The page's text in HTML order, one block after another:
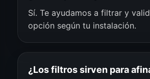
Sí. Te ayudamos a filtrar y
opción según tu instalación.
¿Los filtros sirven para